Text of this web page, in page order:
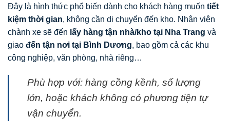
Đây là hình thức phổ biến dành cho khách hàng muốn tiết
kiệm thời gian, không cần di chuyển đến kho. Nhân viên
chành xe sẽ đến lấy hàng tận nhà/kho tại Nha Trang và
giao đến tận nơi tại Bình Dương, bao gồm cả các khu
công nghiệp, văn phòng, nhà riêng…
Phù hợp với: hàng cồng kềnh, số lượng
lớn, hoặc khách không có phương tiện tự
vận chuyển.